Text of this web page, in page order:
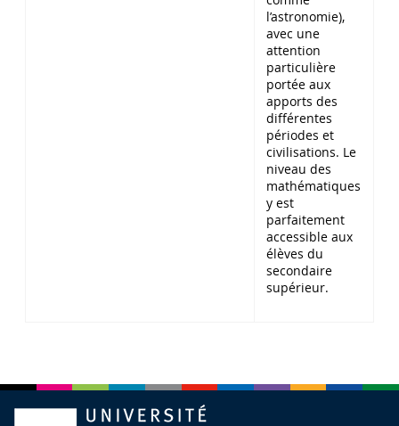
l’astronomie),
avec une
attention
particulière
portée aux
apports des
différentes
périodes et
civilisations. Le
niveau des
mathématiques
y est
parfaitement
accessible aux
élèves du
secondaire
supérieur.